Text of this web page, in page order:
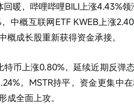
回暖，哔哩哔哩BILI上涨4.43%
，中概互联网ETF KWEB上涨
概成长股重新获得资金承接。
特币上涨0.80%，延续近期反弹
，MSTR持平，资金更集中
成全面上攻。